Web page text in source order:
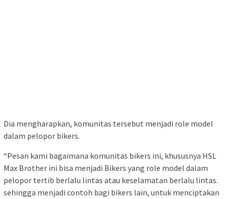
Dia mengharapkan, komunitas tersebut menjadi role model
dalam pelopor bikers.
“Pesan kami bagaimana komunitas bikers ini, khususnya HSL
Max Brother ini bisa menjadi Bikers yang role model dalam
pelopor tertib berlalu lintas atau keselamatan berlalu lintas.
sehingga menjadi contoh bagi bikers lain, untuk menciptakan